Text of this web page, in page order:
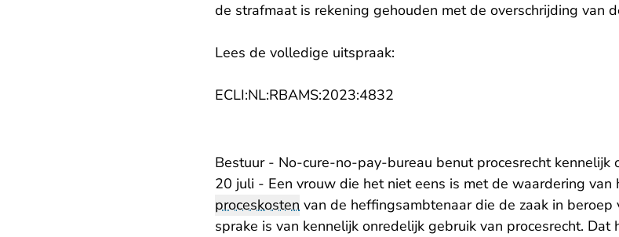
de strafmaat is rekening gehouden met de overschrijding van
Lees de volledige uitspraak:
ECLI:NL:RBAMS:2023:4832
Bestuur - No-cure-no-pay-bureau benut procesrecht kennelijk
20 juli - Een vrouw die het niet eens is met de waardering
proceskosten van de heffingsambtenaar die de zaak in
sprake is van kennelijk onredelijk gebruik van procesrecht.